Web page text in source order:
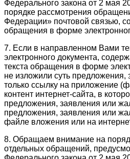
Федерального закона от 2 мая
порядке рассмотрения
Федерации» почтовой связью,
обращения в форме
7. Если в направленном Вами
электронного документа,
текста обращения в форме
не изложили суть
только ссылку на приложение
контент интернет-сайта, в
предложения, заявления или
предложения, заявления или
файле вложения или на
8. Обращаем внимание на
отдельных обращений,